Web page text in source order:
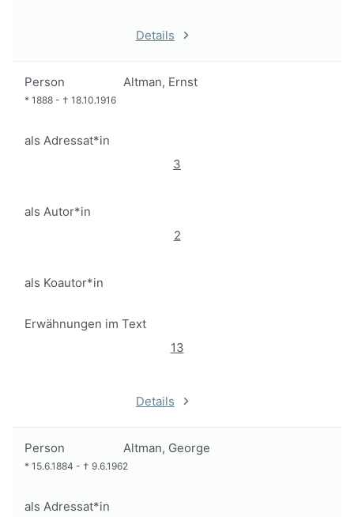
Details
Person Altman, Ernst
* 1888 - † 18.10.1916
als Adressat*in
3
als Autor*in
2
als Koautor*in
Erwähnungen im Text
13
Details
Person Altman, George
* 15.6.1884 - † 9.6.1962
als Adressat*in